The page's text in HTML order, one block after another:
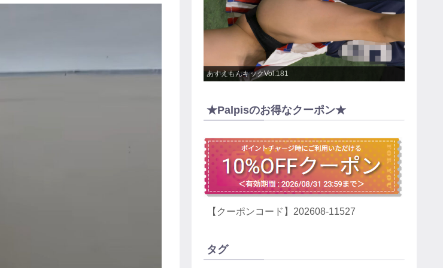
あすえもんキックVol.181
★Palpisのお得なクーポン★
【クーポンコード】202608-11527
タグ